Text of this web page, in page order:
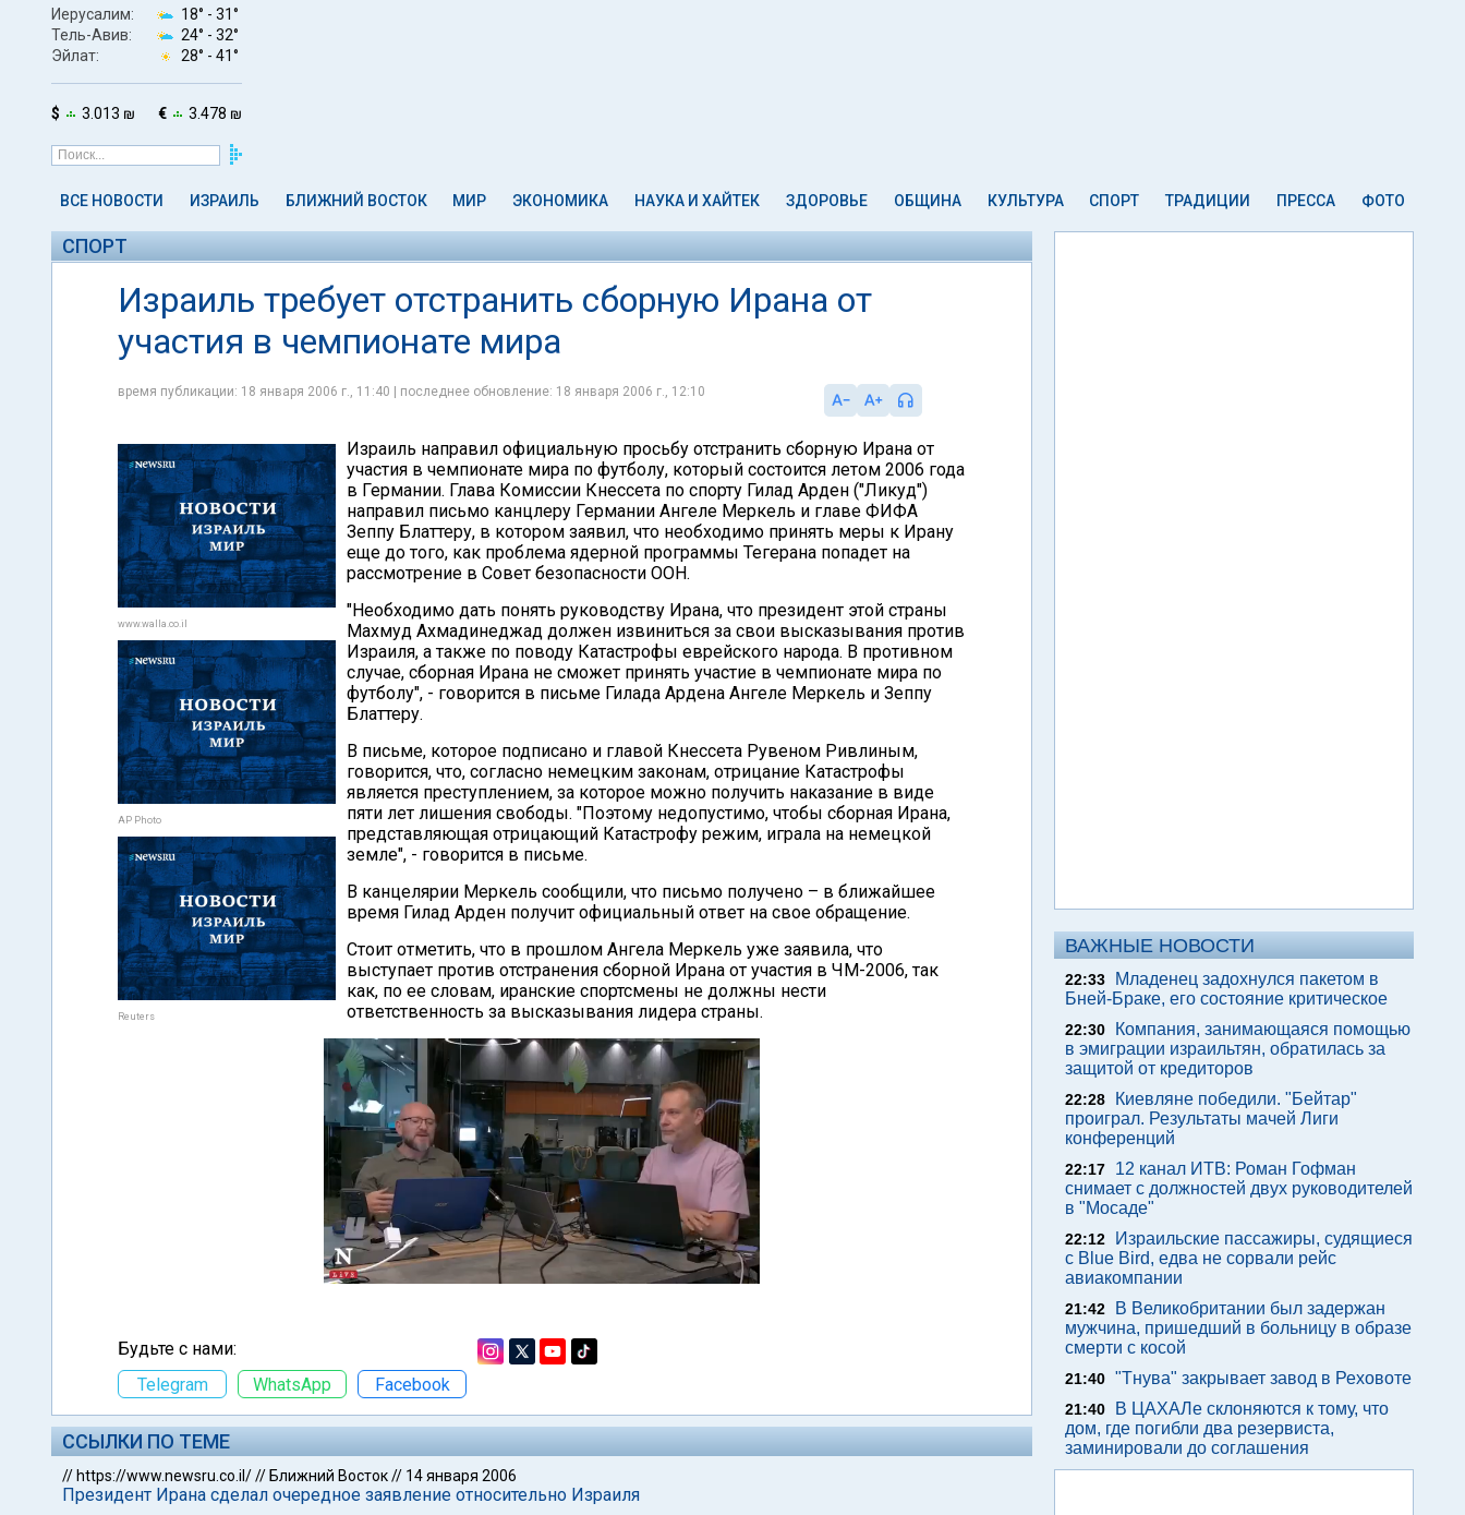
Иерусалим: 18° - 31°
Тель-Авив:
24° - 32°
Эйлат:
28° - 41°
$ 3.013 ₪ € 3.478 ₪
ВСЕ НОВОСТИ ИЗРАИЛЬ БЛИЖНИЙ ВОСТОК МИР ЭКОНОМИКА НАУКА И ХАЙТЕК ЗДОРОВЬЕ ОБЩИНА КУЛЬТУРА СПОРТ ТРАДИЦИИ ПРЕССА ФОТО
СПОРТ
Израиль требует отстранить сборную Ирана от
участия в чемпионате мира
время публикации: 18 января 2006 г., 11:40 | последнее обновление: 18 января 2006 г., 12:10
www.walla.co.il
AP Photo
Reuters
Израиль направил официальную просьбу отстранить сборную Ирана от
участия в чемпионате мира по футболу, который состоится летом 2006 года
в Германии. Глава Комиссии Кнессета по спорту Гилад Арден ("Ликуд")
направил письмо канцлеру Германии Ангеле Меркель и главе ФИФА
Зеппу Блаттеру, в котором заявил, что необходимо принять меры к Ирану
еще до того, как проблема ядерной программы Тегерана попадет на
рассмотрение в Совет безопасности ООН.
"Необходимо дать понять руководству Ирана, что президент этой страны
Махмуд Ахмадинеджад должен извиниться за свои высказывания против
Израиля, а также по поводу Катастрофы еврейского народа. В противном
случае, сборная Ирана не сможет принять участие в чемпионате мира по
футболу", - говорится в письме Гилада Ардена Ангеле Меркель и Зеппу
Блаттеру.
В письме, которое подписано и главой Кнессета Рувеном Ривлиным,
говорится, что, согласно немецким законам, отрицание Катастрофы
является преступлением, за которое можно получить наказание в виде
пяти лет лишения свободы. "Поэтому недопустимо, чтобы сборная Ирана,
представляющая отрицающий Катастрофу режим, играла на немецкой
земле", - говорится в письме.
В канцелярии Меркель сообщили, что письмо получено – в ближайшее
время Гилад Арден получит официальный ответ на свое обращение.
Стоит отметить, что в прошлом Ангела Меркель уже заявила, что
выступает против отстранения сборной Ирана от участия в ЧМ-2006, так
как, по ее словам, иранские спортсмены не должны нести
ответственность за высказывания лидера страны.
Будьте с нами:
Telegram
WhatsApp Facebook
ССЫЛКИ ПО ТЕМЕ
// https://www.newsru.co.il/// Ближний Восток// 14 января 2006
Президент Ирана сделал очередное заявление относительно Израиля
ВАЖНЫЕ НОВОСТИ
22:33
Младенец задохнулся пакетом в
Бней-Браке, его состояние критическое
22:30
Компания, занимающаяся помощью
в эмиграции израильтян, обратилась за
защитой от кредиторов
22:28
Киевляне победили. "Бейтар"
проиграл. Результаты мачей Лиги
конференций
22:17
12 канал ИТВ: Роман Гофман
снимает с должностей двух руководителей
в "Мосаде"
22:12
Израильские пассажиры, судящиеся
с Blue Bird, едва не сорвали рейс
авиакомпании
21:42
В Великобритании был задержан
мужчина, пришедший в больницу в образе
смерти с косой
21:40 "Тнува" закрывает завод в Реховоте
21:40
В ЦАХАЛе склоняются к тому, что
дом, где погибли два резервиста,
заминировали до соглашения